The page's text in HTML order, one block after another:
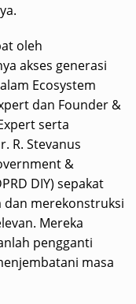
oleh
akses generasi
Ecosystem
dan Founder &
serta
R. Stevanus
&
DIY) sepakat
dan merekonstruksi
Mereka
pengganti
masa